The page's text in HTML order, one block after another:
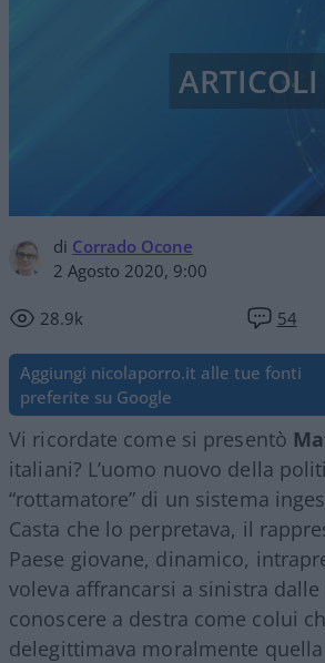
di Corrado Ocone
2 Agosto 2020, 9:00
28.9k 54
ARTICOLI
Aggiungi nicolaporro.it alle tue fonti
preferite su Google
Vi ricordate come si presentò
italiani? L’uomo nuovo della
“rottamatore” di un sistema
Casta che lo perpretava, il
Paese giovane, dinamico,
voleva affrancarsi a sinistra
conoscere a destra come colui
delegittimava moralmente